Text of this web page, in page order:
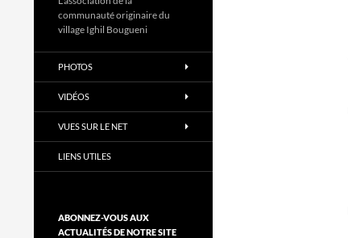
communauté originaire du
village Ighil Bougueni
PHOTOS
VIDÉOS
VUES SUR LE NET
LIENS UTILES
ABONNEZ-VOUS AUX
ACTUALITÉS DE NOTRE SITE